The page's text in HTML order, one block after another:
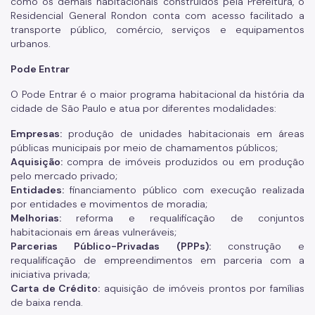
Residencial General Rondon conta com acesso facilitado a
transporte público, comércio, serviços e equipamentos
urbanos.
Pode Entrar
O Pode Entrar é o maior programa habitacional da história da
cidade de São Paulo e atua por diferentes modalidades:
Empresas: produção de unidades habitacionais em áreas
públicas municipais por meio de chamamentos públicos;
Aquisição: compra de imóveis produzidos ou em produção
pelo mercado privado;
Entidades: financiamento público com execução realizada
por entidades e movimentos de moradia;
Melhorias: reforma e requalificação de conjuntos
habitacionais em áreas vulneráveis;
Parcerias Público-Privadas (PPPs):construção e
requalificação de empreendimentos em parceria com a
iniciativa privada;
Carta de Crédito: aquisição de imóveis prontos por famílias
de baixa renda.